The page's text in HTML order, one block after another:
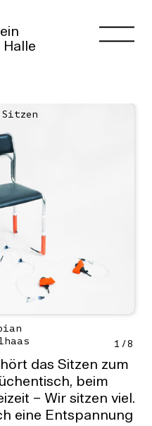
1 /8
das Sitzen zum
beim
– Wir sitzen viel.
eine Entspannung